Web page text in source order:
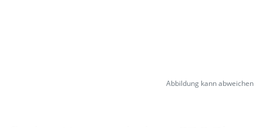
Abbildung kann abweichen